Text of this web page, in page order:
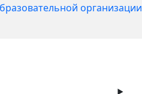
организации